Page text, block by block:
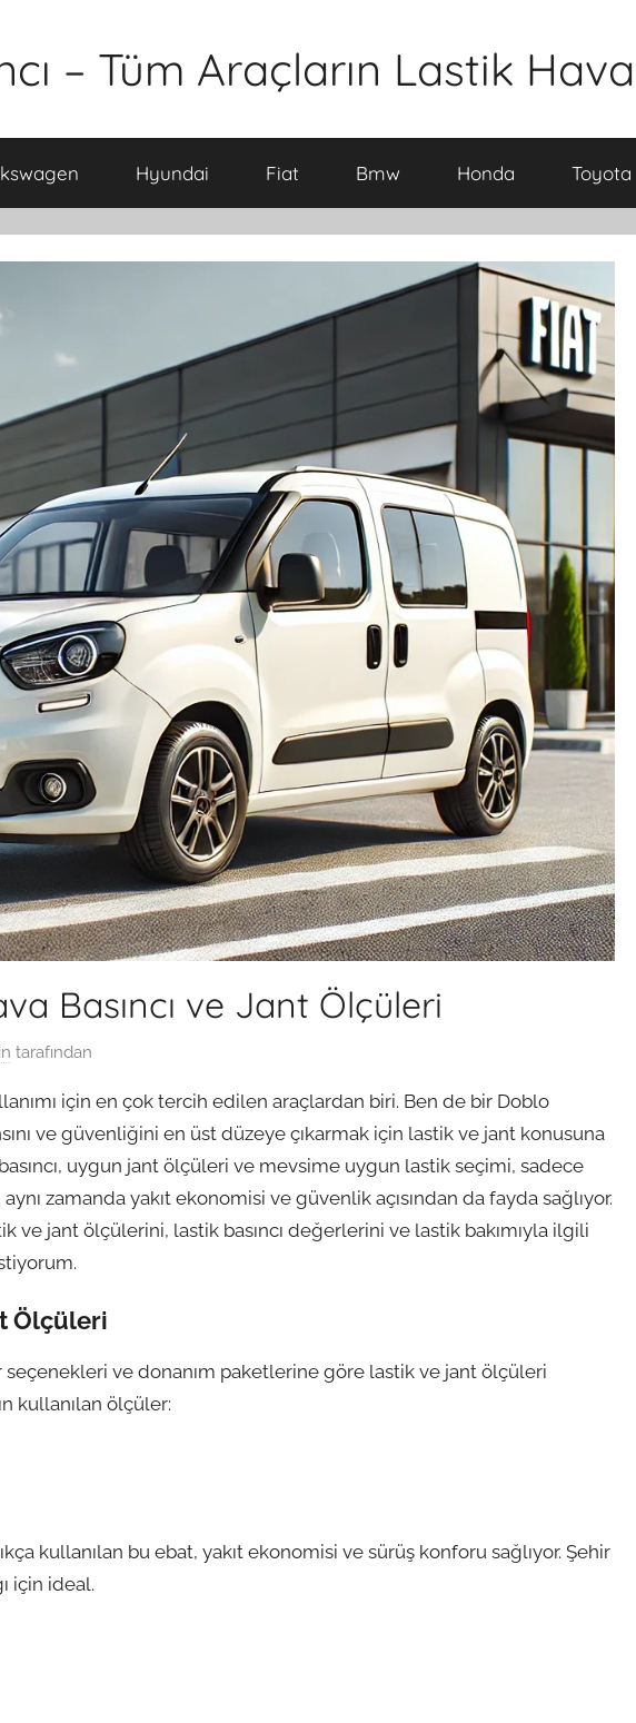
– Tüm Araçların Lastik
Hyundai Fiat Bmw Honda Toyota
Basıncı ve Jant Ölçüleri
tarafından
için en çok tercih edilen araçlardan biri. Ben de bir Doblo
ve güvenliğini en üst düzeye çıkarmak için lastik ve jant konusuna
uygun jant ölçüleri ve mevsime uygun lastik seçimi, sadece
zamanda yakıt ekonomisi ve güvenlik açısından da fayda sağlıyor.
ve jant ölçülerini, lastik basıncı değerlerini ve lastik bakımıyla ilgili
Ölçüleri
seçenekleri ve donanım paketlerine göre lastik ve jant ölçüleri
kullanılan ölçüler:
kullanılan bu ebat, yakıt ekonomisi ve sürüş konforu sağlıyor. Şehir
için ideal.